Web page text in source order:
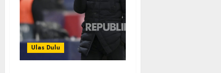
Ulas Dulu